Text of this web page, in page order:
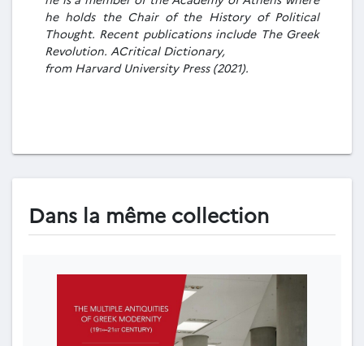
he holds the Chair of the History of Political
Thought. Recent publications include The Greek
Revolution. ACritical Dictionary,
from Harvard University Press (2021).
Dans la même collection